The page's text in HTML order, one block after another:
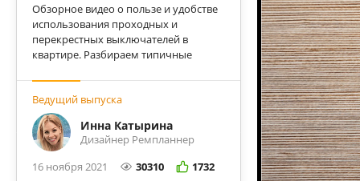
Ведущий выпуска
Инна Катырина
Дизайнер Ремпланнер
16 ноября 2021
30310 1732
Обзорное видео о пользе и удобстве
использования проходных и
перекрестных выключателей в
квартире. Разбираем типичные
нескольких дополнительных
разновидностях.